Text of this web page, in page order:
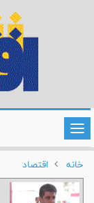
تغییر
وضعیت
ناوبری
خانه
اقتصاد